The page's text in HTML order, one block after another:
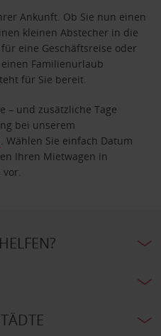
Ankunft. Ob Sie nun einen
kleinen Abstecher in die
eine Geschäftsreise oder
Familienurlaub
für Sie bereit.
– und zusätzliche Tage
bei unserem
. Wählen Sie einfach Datum
Ihren Mietwagen in